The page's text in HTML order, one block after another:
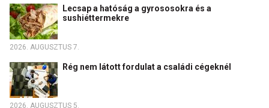
Lecsap a hatóság a gyrososokra és a
sushiéttermekre
2026. AUGUSZTUS 7.
Rég nem látott fordulat a családi cégeknél
2026. AUGUSZTUS 5.